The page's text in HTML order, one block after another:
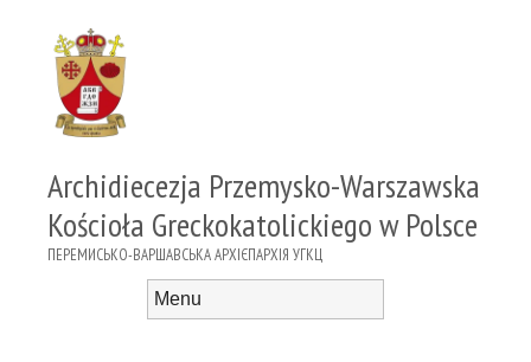
Archidiecezja Przemysko-Warszawska
Kościoła Greckokatolickiego w Polsce
ПЕРЕМИСЬКО-ВАРШАВСЬКА АРХІЄПАРХІЯ УГКЦ